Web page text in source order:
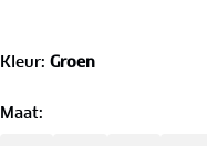
Kleur: Groen
Maat: